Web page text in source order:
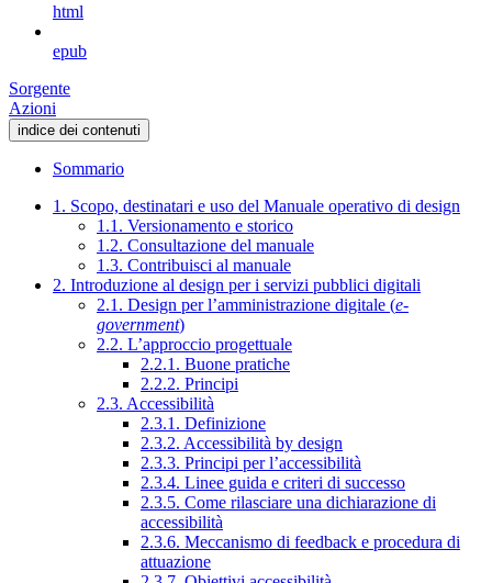
html
epub
Sorgente
Azioni
indice dei contenuti
Sommario
1. Scopo, destinatari e uso del Manuale operativo di design
1.1. Versionamento e storico
1.2. Consultazione del manuale
1.3. Contribuisci al manuale
2. Introduzione al design per i servizi pubblici digitali
2.1. Design per l’amministrazione digitale (e-
government)
2.2. L’approccio progettuale
2.2.1. Buone pratiche
2.2.2. Principi
2.3. Accessibilità
2.3.1. Definizione
2.3.2. Accessibilità by design
2.3.3. Principi per l’accessibilità
2.3.4. Linee guida e criteri di successo
2.3.5. Come rilasciare una dichiarazione di
accessibilità
2.3.6. Meccanismo di feedback e procedura di
attuazione